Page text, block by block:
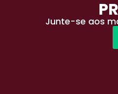
Junte-se aos